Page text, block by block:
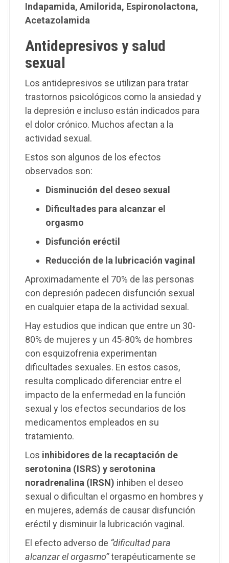
Indapamida, Amilorida, Espironolactona,
Acetazolamida
Antidepresivos y salud
sexual
Los antidepresivos se utilizan para tratar
trastornos psicológicos como la ansiedad y
la depresión e incluso están indicados para
el dolor crónico. Muchos afectan a la
actividad sexual.
Estos son algunos de los efectos
observados son:
Disminución del deseo sexual
Dificultades para alcanzar el
orgasmo
Disfunción eréctil
Reducción de la lubricación vaginal
Aproximadamente el 70% de las personas
con depresión padecen disfunción sexual
en cualquier etapa de la actividad sexual.
Hay estudios que indican que entre un 30-
80% de mujeres y un 45-80% de hombres
con esquizofrenia experimentan
dificultades sexuales. En estos casos,
resulta complicado diferenciar entre el
impacto de la enfermedad en la función
sexual y los efectos secundarios de los
medicamentos empleados en su
tratamiento.
Los inhibidores de la recaptación de
serotonina (ISRS) y serotonina
noradrenalina (IRSN) inhiben el deseo
sexual o dificultan el orgasmo en hombres y
en mujeres, además de causar disfunción
eréctil y disminuir la lubricación vaginal.
El efecto adverso de “dificultad para
alcanzar el orgasmo”terapéuticamente se